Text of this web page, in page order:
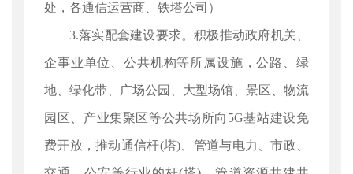
处，各通信运营商、铁塔公司）
3.落实配套建设要求。积极推动政府机关、
企事业单位、公共机构等所属设施，公路、绿
地、绿化带、广场公园、大型场馆、景区、物流
园区、产业集聚区等公共场所向5G基站建设免
费开放，推动通信杆(塔)、管道与电力、市政、